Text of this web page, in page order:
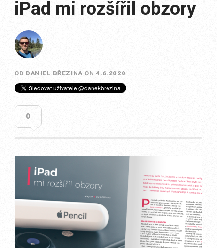
iPad mi rozšířil obzory
OD DANIEL BŘEZINA ON4.6.2020
0